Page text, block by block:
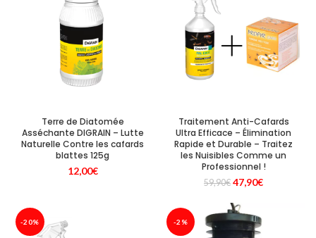
Terre de Diatomée
Asséchante DIGRAIN – Lutte
Naturelle Contre les cafards
blattes 125g
12,00€
Traitement Anti-Cafards
Ultra Efficace – Élimination
Rapide et Durable – Traitez
les Nuisibles Comme un
Professionnel !
59,90€ Le
initial
était :
59,90€.
47,90€Le
-20% -2%